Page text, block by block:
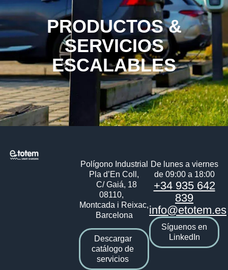
PRODUCTOS &
SERVICIOS
ESCALABLES
Polígono Industrial
Pla d’En Coll,
C/ Gaiá, 18
08110,
Montcada i Reixac,
Barcelona
Descargar
catálogo de
servicios
De lunes a viernes
de 09:00 a 18:00
+34 935 642
839
info@etotem.es
Síguenos en
LinkedIn